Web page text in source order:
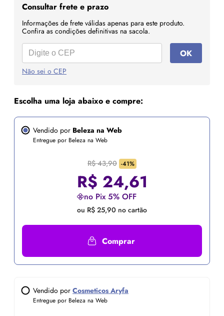
Consultar frete e prazo
Informações de frete válidas apenas para este produto.
Confira as condições definitivas na sacola.
OK
Não sei o CEP
Escolha uma loja abaixo e compre:
Vendido por Beleza na Web
Entregue por Beleza na Web
R$ 43,90 -41%
R$ 24,61
no Pix 5% OFF
ou R$ 25,90 no cartão
Comprar
Vendido por Cosmeticos Aryfa
Entregue por Beleza na Web